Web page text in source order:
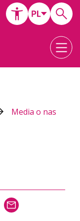
Media o nas
SHARE